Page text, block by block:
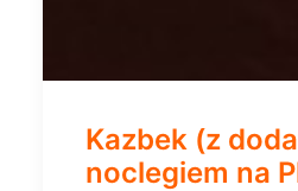
Kazbek (z
noclegiem na